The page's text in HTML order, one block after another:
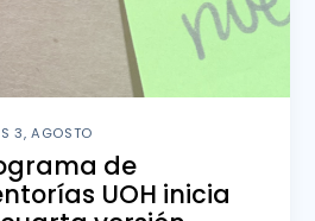
3, AGOSTO
de
UOH inicia